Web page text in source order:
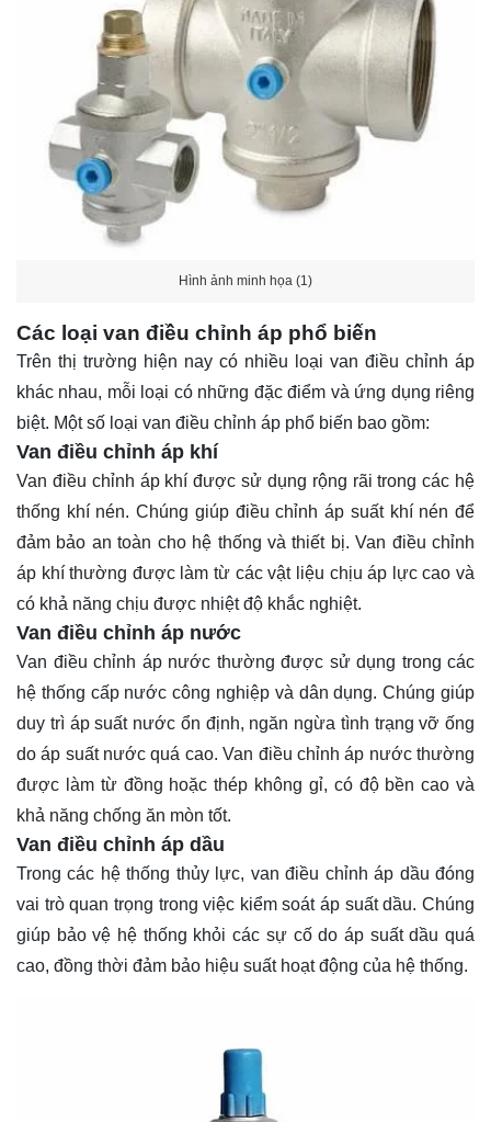
Hình ảnh minh họa (1)
Các loại van điều chỉnh áp phổ biến
Trên thị trường hiện nay có nhiều loại van điều chỉnh áp
khác nhau, mỗi loại có những đặc điểm và ứng dụng riêng
biệt. Một số loại van điều chỉnh áp phổ biến bao gồm:
Van điều chỉnh áp khí
Van điều chỉnh áp khí được sử dụng rộng rãi trong các hệ
thống khí nén. Chúng giúp điều chỉnh áp suất khí nén để
đảm bảo an toàn cho hệ thống và thiết bị. Van điều chỉnh
áp khí thường được làm từ các vật liệu chịu áp lực cao và
có khả năng chịu được nhiệt độ khắc nghiệt.
Van điều chỉnh áp nước
Van điều chỉnh áp nước thường được sử dụng trong các
hệ thống cấp nước công nghiệp và dân dụng. Chúng giúp
duy trì áp suất nước ổn định, ngăn ngừa tình trạng vỡ ống
do áp suất nước quá cao. Van điều chỉnh áp nước thường
được làm từ đồng hoặc thép không gỉ, có độ bền cao và
khả năng chống ăn mòn tốt.
Van điều chỉnh áp dầu
Trong các hệ thống thủy lực, van điều chỉnh áp dầu đóng
vai trò quan trọng trong việc kiểm soát áp suất dầu. Chúng
giúp bảo vệ hệ thống khỏi các sự cố do áp suất dầu quá
cao, đồng thời đảm bảo hiệu suất hoạt động của hệ thống.